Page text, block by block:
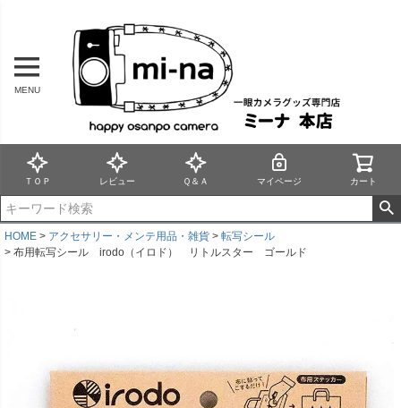
MENU
ＴＯＰ レビュー Ｑ＆Ａ マイページ カート
HOME アクセサリー・メンテ用品・雑貨
転写シール
布用転写シール irodo（イロド） リトルスター ゴールド